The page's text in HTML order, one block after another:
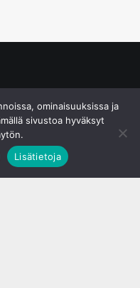
ominaisuuksissa ja
sivustoa hyväksyt
Lisätietoja